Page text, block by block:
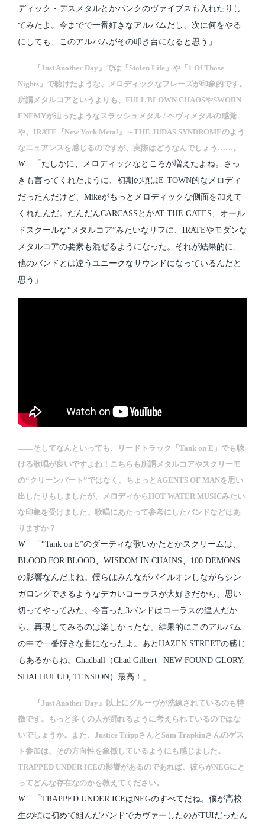
ディック・デスメタルとかパンクのヴァイブスも入れたりし
てみたよ。今までで一番好きなアルバムだし、次に何をやる
にしても、このアルバムがその叩き台になると思う」
――『Just Another Day』では「Stolen Life」や「1 Of Those
Nights」で聴けたような、メロディックなフレーズが印象的です。
所謂メタルコアというよりも、FULL BLOWN CHAOSやSWORN
ENEMYが辿ったようなスラッシュメタル / ヘヴィメタルの感覚
や、IRATE『New York Metal』～THE JUDAS SYNDROMEのよう
なニュアンスを感じるのですが、実際はどうなんでしょう……。
W「たしかに、メロディックなところが増えたよね。さっ
きも言ってくれたように、初期の頃はE-TOWN的なメロディ
だったんだけど、Mikeがもっとメロディックな側面を加えて
くれたんだ。だんだんCARCASSとかAT THE GATES、オール
ドスクールな“メタルコア”みたいなリフに、IRATEやモダンな
メタルコアの要素も混ぜるようになった。それが結果的に、
他のバンドとは違うユニークなサウンドになっているんだと
思う」
――そしてなんといっても、リードトラック「Tank on E」でも聴
ける歌唱が良いですよね！こちらも所謂メタルコアやスクリーモ
の“クリーンパート”ではなく、ちょっとAGENTS OF MANを思い
出したりもしましたが、メロディからHOT WATER MUSICみたい
な印象を受けました。歌唱にあたって参考にしたバンドなどはあ
りますか？
W「“Tank on E”のダーティな歌いかたとかスクリームは、
BLOOD FOR BLOOD、WISDOM IN CHAINS、100 DEMONS
の影響なんだよね。僕らはみんながパイルオンしながらシン
ガロングできるようなデカいコーラスが大好きだから、思い
切ってやってみた。今言った3バンドはコーラスの達人だか
ら、再現してみるのは楽しかったな。結果的にこのアルバム
の中で一番好きな曲になったよ。あとHAZEN STREETの感じ
もあるかもね。Chadball（Chad Gilbert | NEW FOUND GLORY,
SHAI HULUD, TENSION）最高！」
――『Just Another Day』以上にグルーヴが洗練されているのも特
徴です。もっと多くの人が踊れるように考えられているのではな
いでしょうか。また、Justice TrippさんとSam Trapkinさんのゲス
ト参加は、その方向性を象徴しているようにも感じました。
TRAPPED UNDER ICEの影響があるのであれば、彼らがNEGにと
ってどんな存在なのかを教えてください。
W「TRAPPED UNDER ICEはNEGのすべてだね。僕が高校
生の頃に初めて組んだバンドでカヴァーしたのがTUIだったん